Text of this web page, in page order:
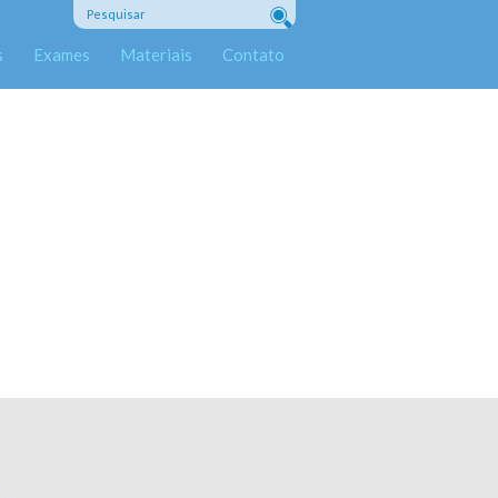
Exames Materiais Contato